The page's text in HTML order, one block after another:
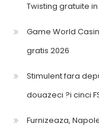
Twisting gratuite
Game World
gratis 2026
Stimulent fara
douazeci ?i cinci
Furnizeaza,